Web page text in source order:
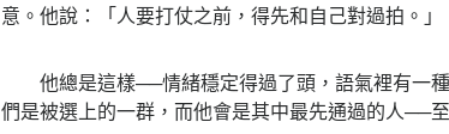
意。他說：「人要打仗之前，得先和自己對過拍。」
他總是這樣──情緒穩定得過了頭，語氣裡有一種
們是被選上的一群，而他會是其中最先通過的人──